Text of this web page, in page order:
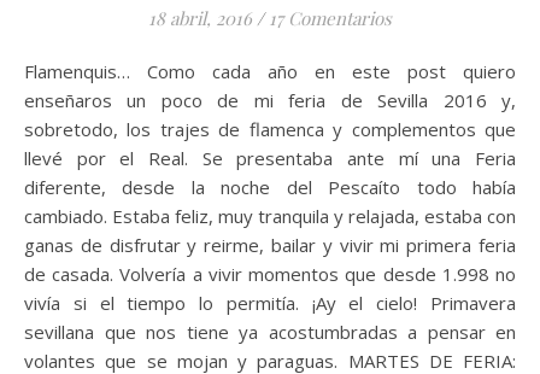
18 abril, 2016 / 17 Comentarios
Flamenquis… Como cada año en este post quiero
enseñaros un poco de mi feria de Sevilla 2016 y,
sobretodo, los trajes de flamenca y complementos que
llevé por el Real. Se presentaba ante mí una Feria
diferente, desde la noche del Pescaíto todo había
cambiado. Estaba feliz, muy tranquila y relajada, estaba con
ganas de disfrutar y reirme, bailar y vivir mi primera feria
de casada. Volvería a vivir momentos que desde 1.998 no
vivía si el tiempo lo permitía. ¡Ay el cielo! Primavera
sevillana que nos tiene ya acostumbradas a pensar en
volantes que se mojan y paraguas. MARTES DE FERIA: